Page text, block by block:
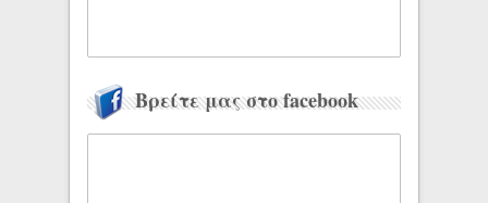
Βρείτε μας στο facebook